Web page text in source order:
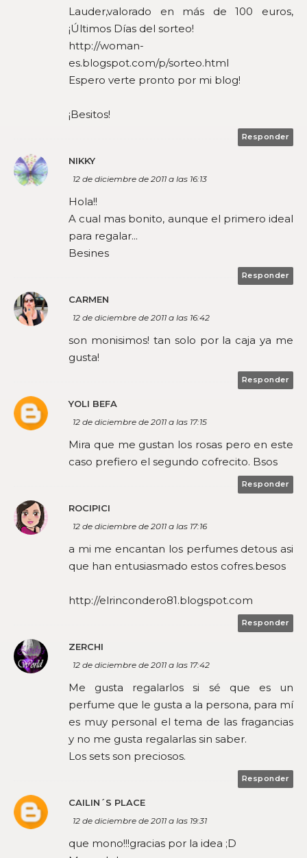
Lauder,valorado en más de 100 euros,
¡Últimos Días del sorteo!
http://woman-
es.blogspot.com/p/sorteo.html
Espero verte pronto por mi blog!
¡Besitos!
Responder
NIKKY
12 de diciembre de 2011 a las 16:13
Hola!!
A cual mas bonito, aunque el primero ideal
para regalar...
Besines
Responder
CARMEN
12 de diciembre de 2011 a las 16:42
son monisimos! tan solo por la caja ya me
gusta!
Responder
YOLI BEFA
12 de diciembre de 2011 a las 17:15
Mira que me gustan los rosas pero en este
caso prefiero el segundo cofrecito. Bsos
Responder
ROCIPICI
12 de diciembre de 2011 a las 17:16
a mi me encantan los perfumes detous asi
que han entusiasmado estos cofres.besos
http://elrincondero81.blogspot.com
Responder
ZERCHI
12 de diciembre de 2011 a las 17:42
Me gusta regalarlos si sé que es un
perfume que le gusta a la persona, para mí
es muy personal el tema de las fragancias
y no me gusta regalarlas sin saber.
Los sets son preciosos.
Responder
CAILIN´S PLACE
12 de diciembre de 2011 a las 19:31
que mono!!!gracias por la idea ;D